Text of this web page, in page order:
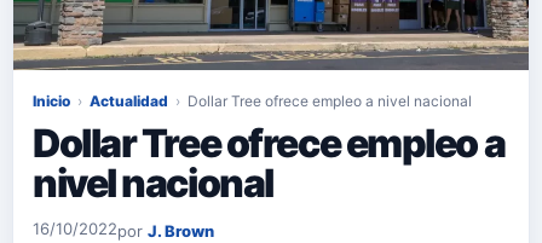
Inicio › Actualidad › Dollar Tree ofrece empleo a nivel nacional
Dollar Tree ofrece empleo a
nivel nacional
16/10/2022por J. Brown